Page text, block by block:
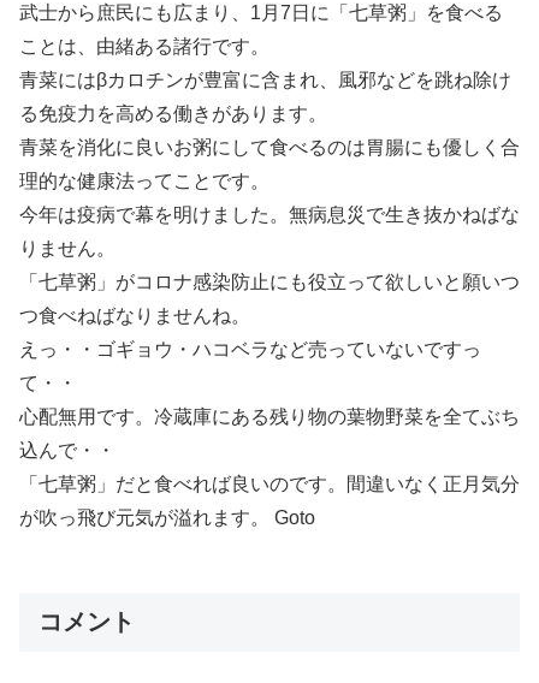
武士から庶民にも広まり、1月7日に「七草粥」を食べる
ことは、由緒ある諸行です。
青菜にはβカロチンが豊富に含まれ、風邪などを跳ね除け
る免疫力を高める働きがあります。
青菜を消化に良いお粥にして食べるのは胃腸にも優しく合
理的な健康法ってことです。
今年は疫病で幕を明けました。無病息災で生き抜かねばな
りません。
「七草粥」がコロナ感染防止にも役立って欲しいと願いつ
つ食べねばなりませんね。
えっ・・ゴギョウ・ハコベラなど売っていないですっ
て・・
心配無用です。冷蔵庫にある残り物の葉物野菜を全てぶち
込んで・・
「七草粥」だと食べれば良いのです。間違いなく正月気分
が吹っ飛び元気が溢れます。 Goto
コメント